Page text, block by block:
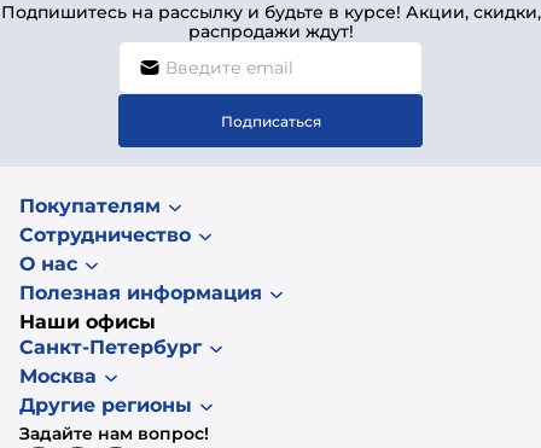
Подпишитесь на рассылку и будьте в курсе! Акции, скидки,
распродажи ждут!
Подписаться
Покупателям
Сотрудничество
О нас
Полезная информация
Наши офисы
Санкт-Петербург
Москва
Другие регионы
Задайте нам вопрос!